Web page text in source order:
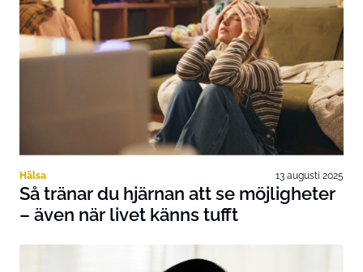
Hälsa 13 augusti 2025
Så tränar du hjärnan att se möjligheter
– även när livet känns tufft